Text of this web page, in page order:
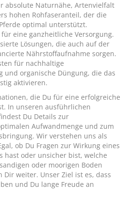
absolute Naturnähe, Artenvielfalt
hohen Rohfaseranteil, der die
optimal unterstützt.
für eine ganzheitliche Versorgung.
Lösungen, die auch auf der
Nährstoffaufnahme sorgen.
für nachhaltige
und organische Düngung, die das
aktivieren.
die Du für eine erfolgreiche
In unseren ausführlichen
Du Details zur
Aufwandmenge und zum
Wir verstehen uns als
ob Du Fragen zur Wirkung eines
hast oder unsicher bist, welche
oder moorigen Boden
weiter. Unser Ziel ist es, dass
und Du lange Freude an